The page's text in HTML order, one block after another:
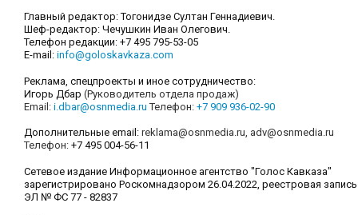
Главный редактор: Тогонидзе Султан Геннадиевич.
Шеф-редактор: Чечушкин Иван Олегович.
Телефон редакции: +7 495 795-53-05
E-mail: info@goloskavkaza.com
Реклама, спецпроекты и иное сотрудничество:
Игорь Дбар (Руководитель отдела продаж)
Email: i.dbar@osnmedia.ru Телефон: +7 909 936-02-90
Дополнительные email: reklama@osnmedia.ru, adv@osnmedia.ru
Телефон: +7 495 004-56-11
Сетевое издание Информационное агентство "Голос Кавказа"
зарегистрировано Роскомнадзором 26.04.2022, реестровая запись
ЭЛ № ФС 77 - 82837